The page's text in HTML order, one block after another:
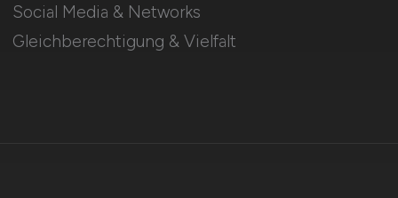
Social Media & Networks
Gleichberechtigung & Vielfalt